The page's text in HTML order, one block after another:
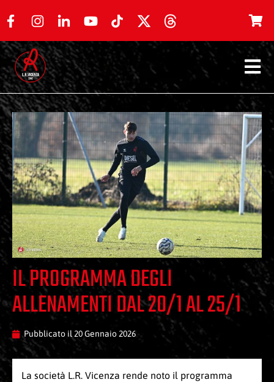
IL PROGRAMMA DEGLI
ALLENAMENTI DAL 20/1 AL 25/1
Pubblicato il 20 Gennaio 2026
La società L.R. Vicenza rende noto il programma